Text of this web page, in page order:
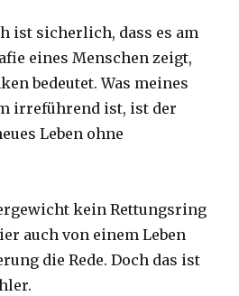
ist sicherlich, dass es am
eines Menschen zeigt,
bedeutet. Was meines
irreführend ist, ist der
Leben ohne
kein Rettungsring
auch von einem Leben
die Rede. Doch das ist